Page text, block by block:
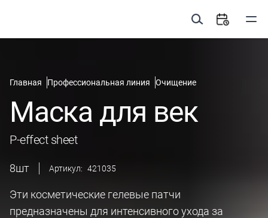
Главная Профессиональная линия Очищение
Маска для век
P-effect sheet
8шт Артикул: 421035
Эти косметические гелевые патчи
предназначены для интенсивного ухода за